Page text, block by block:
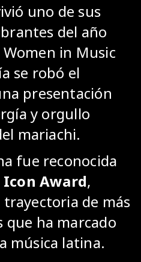
uno de sus
del año
in Music
se robó el
presentación
y orgullo
mariachi.
fue reconocida
Icon Award,
de más
que ha marcado
música latina.